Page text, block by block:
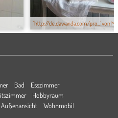
'http://de.dawanda.com/pro...' von
Bad
Esszimmer
Hobbyraum
Außenansicht Wohnmobil